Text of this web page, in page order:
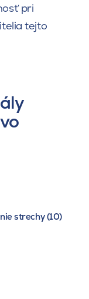
pri
tejto
strechy (10)